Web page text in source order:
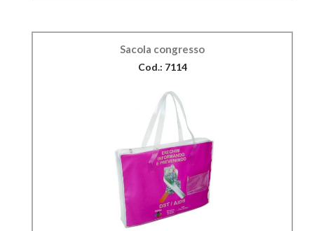
Sacola congresso
Cod.: 7114